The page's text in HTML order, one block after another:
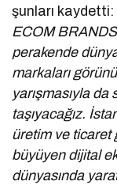
şunları kaydetti:
ECOM
perakende
markaları
yarışmasıyla
taşıyacağız.
üretim ve ticaret
büyüyen dijital
dünyasında